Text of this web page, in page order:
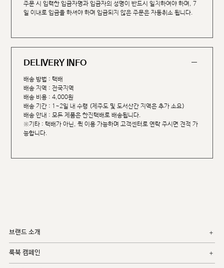
주문 시 입력한 입금자명과 입금자의 성명이 반드시 일치하여야 하며, 7
일 이내로 입금을 하셔야 하며 입금되지 않은 주문은 자동취소 됩니다.
DELIVERY INFO
배송 방법 : 택배
배송 지역 : 전국지역
배송 비용 : 4,000원
배송 기간 : 1~2일 내 수령 (제주도 및 도서산간 지역은 추가 소요)
배송 안내 : 모든 제품은 한진택배로 배송됩니다.
※기타 : 택배가 아닌, 퀵 이용 가능하며 고객센터로 연락 주시면 견적 가
능합니다.
브랜드 소개
룩북 캠페인